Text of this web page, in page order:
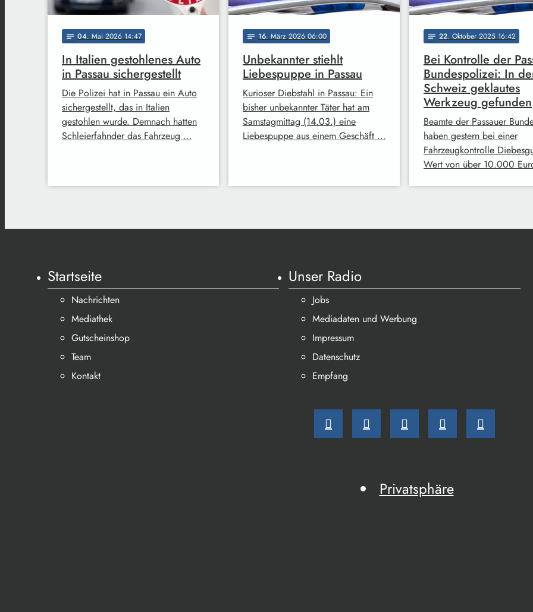
notes 04. Mai 2026 14:47
In Italien gestohlenes Auto
in Passau sichergestellt
Die Polizei hat in Passau ein Auto
sichergestellt, das in Italien
gestohlen wurde. Demnach hatten
Schleierfahnder das Fahrzeug …
notes 16. März 2026 06:00
Unbekannter stiehlt
Liebespuppe in Passau
Kurioser Diebstahl in Passau: Ein
bisher unbekannter Täter hat am
Samstagmittag (14.03.) eine
Liebespuppe aus einem Geschäft …
notes 22. Oktober 2025 16:42
Bei Kontrolle der
Bundespolizei: In
Schweiz geklautes
Werkzeug gefunden
Beamte der Passauer
haben gestern bei einer
Fahrzeugkontrolle
Wert von über 10.000
Startseite
Nachrichten
Mediathek
Gutscheinshop
Team
Kontakt
Unser Radio
Jobs
Mediadaten und Werbung
Impressum
Datenschutz
Empfang
Privatsphäre